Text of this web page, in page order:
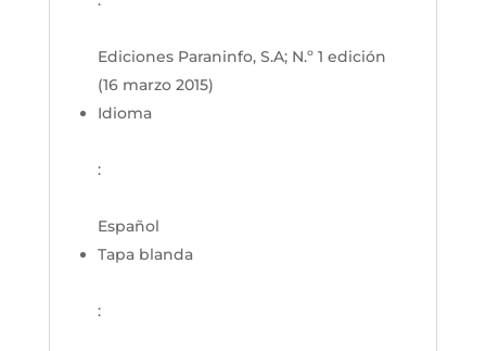
Ediciones Paraninfo, S.A; N.º 1 edición
(16 marzo 2015)
Idioma
:
Español
Tapa blanda
: